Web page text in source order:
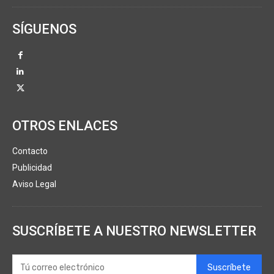
SÍGUENOS
OTROS ENLACES
Contacto
Publicidad
Aviso Legal
SUSCRÍBETE A NUESTRO NEWSLETTER
Suscríbete